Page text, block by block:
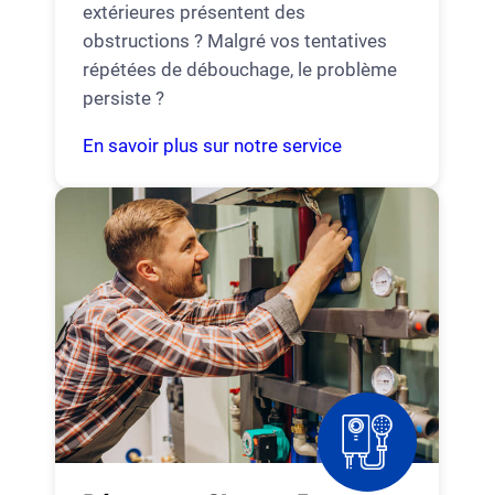
extérieures présentent des
obstructions ? Malgré vos tentatives
répétées de débouchage, le problème
persiste ?
En savoir plus sur notre service